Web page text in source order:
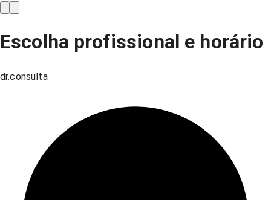
Escolha profissional e horário
dr.consulta